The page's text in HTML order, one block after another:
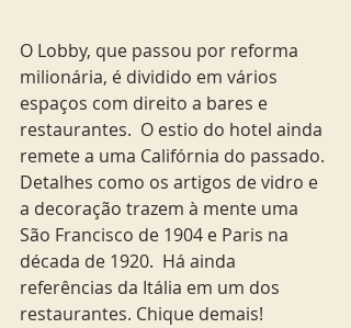
O Lobby, que passou por reforma
milionária, é dividido em vários
espaços com direito a bares e
restaurantes.  O estio do hotel ainda
remete a uma Califórnia do passado.
Detalhes como os artigos de vidro e
a decoração trazem à mente uma
São Francisco de 1904 e Paris na
década de 1920.  Há ainda
referências da Itália em um dos
restaurantes. Chique demais!